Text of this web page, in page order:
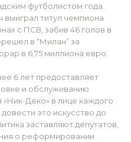
футболистом года.
титул чемпиона
с ПСВ, забив 46 голов в
в “Милан” за
в 6,75 миллиона евро.
6 лет предоставляет
и обслуживанию
Деко» в лице каждого
это искусство до
заставляют депутатов,
о реформировании